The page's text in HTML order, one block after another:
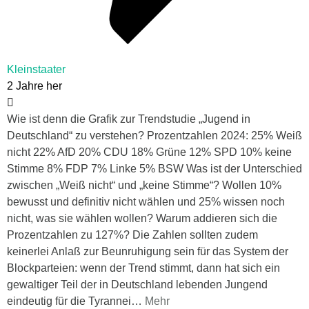
Kleinstaater
2 Jahre her
Wie ist denn die Grafik zur Trendstudie „Jugend in
Deutschland“ zu verstehen? Prozentzahlen 2024: 25% Weiß
nicht 22% AfD 20% CDU 18% Grüne 12% SPD 10% keine
Stimme 8% FDP 7% Linke 5% BSW Was ist der Unterschied
zwischen „Weiß nicht“ und „keine Stimme“? Wollen 10%
bewusst und definitiv nicht wählen und 25% wissen noch
nicht, was sie wählen wollen? Warum addieren sich die
Prozentzahlen zu 127%? Die Zahlen sollten zudem
keinerlei Anlaß zur Beunruhigung sein für das System der
Blockparteien: wenn der Trend stimmt, dann hat sich ein
gewaltiger Teil der in Deutschland lebenden Jungend
eindeutig für die Tyrannei… Mehr